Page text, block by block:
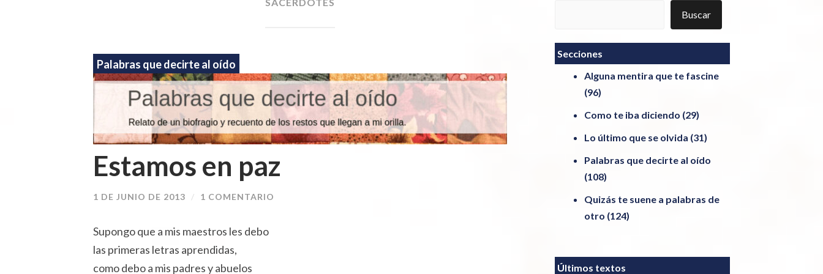
Palabras que decirte al oído
Estamos en paz
1 DE JUNIO DE 2013 / 1 COMENTARIO
Supongo que a mis maestros les debo
las primeras letras aprendidas,
como debo a mis padres y abuelos
Buscar
Secciones
Alguna mentira que te fascine
(96)
Como te iba diciendo (29)
Lo último que se olvida (31)
Palabras que decirte al oído
(108)
Quizás te suene a palabras de
otro (124)
Últimos textos